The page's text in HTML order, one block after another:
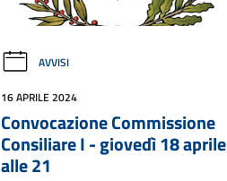
AVVISI
16 APRILE 2024
Convocazione Commissione
Consiliare I - giovedì 18 aprile
alle 21